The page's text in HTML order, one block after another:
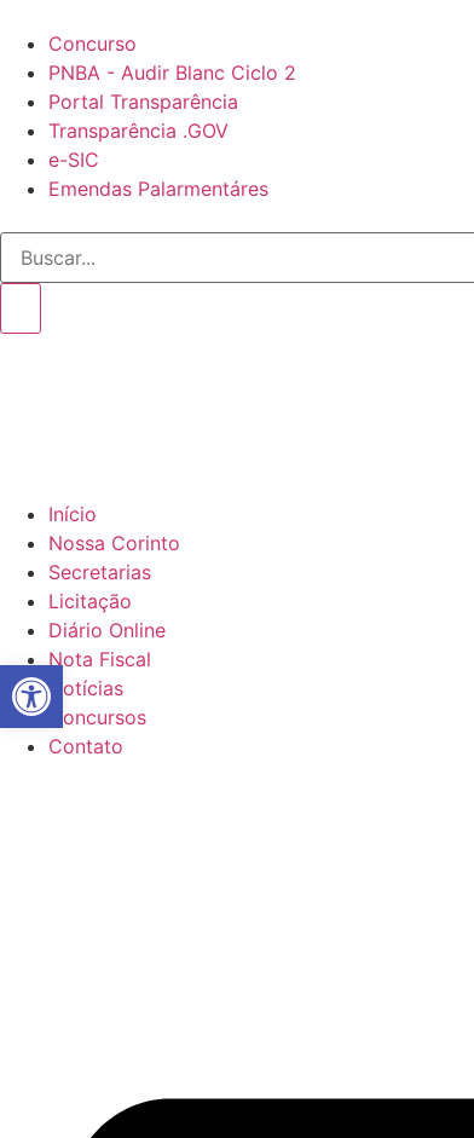
Concurso
PNBA - Audir Blanc Ciclo 2
Portal Transparência
Transparência .GOV
e-SIC
Emendas Palarmentáres
Início
Nossa Corinto
Secretarias
Licitação
Diário Online
Nota Fiscal
Notícias
Concursos
Contato
Abrir a barra de ferramentas